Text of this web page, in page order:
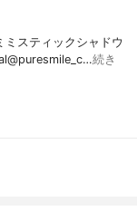
ミスティックシャドウ
続き